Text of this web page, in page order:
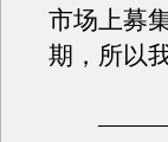
市场上募
期，所以
———通